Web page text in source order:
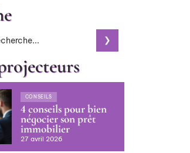
CONSEILS
4 conseils pour bien
négocier son prêt
immobilier
27 avril 2026